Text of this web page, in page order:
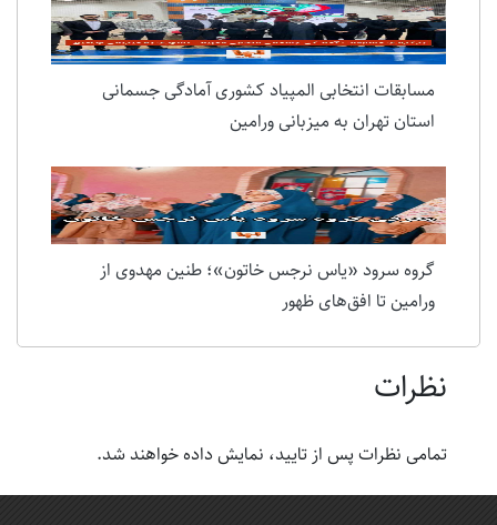
مسابقات انتخابی المپیاد کشوری آمادگی جسمانی
استان تهران به میزبانی ورامین
گروه سرود «یاس نرجس خاتون»؛ طنین مهدوی از
ورامین تا افق‌های ظهور
نظرات
تمامی نظرات پس از تایید، نمایش داده خواهند شد.